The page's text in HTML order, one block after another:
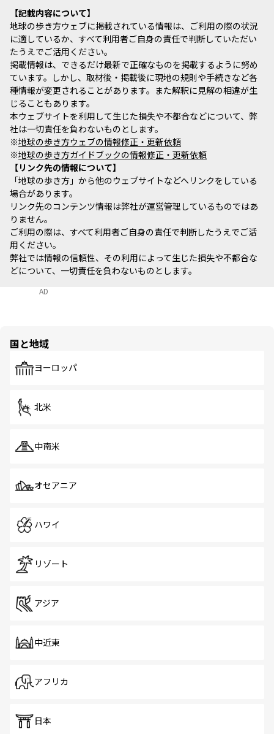
記載内容について
地球の歩き方ウェブに掲載されている情報は、ご利用の際の状況
に適しているか、すべて利用者ご自身の責任で判断していただい
たうえでご活用ください。
掲載情報は、できるだけ最新で正確なものを掲載するように努め
ています。しかし、取材後・掲載後に現地の規則や手続きなど各
種情報が変更されることがあります。また解釈に見解の相違が生
じることもあります。
本ウェブサイトを利用して生じた損失や不都合などについて、弊
社は一切責任を負わないものとします。
※地球の歩き方ウェブの情報修正・更新依頼
※地球の歩き方ガイドブックの情報修正・更新依頼
リンク先の情報について
「地球の歩き方」から他のウェブサイトなどへリンクをしている
場合があります。
リンク先のコンテンツ情報は弊社が運営管理しているものではあ
りません。
ご利用の際は、すべて利用者ご自身の責任で判断したうえでご活
用ください。
弊社では情報の信頼性、その利用によって生じた損失や不都合な
どについて、一切責任を負わないものとします。
AD
国と地域
ヨーロッパ
北米
中南米
オセアニア
ハワイ
リゾート
アジア
中近東
アフリカ
日本